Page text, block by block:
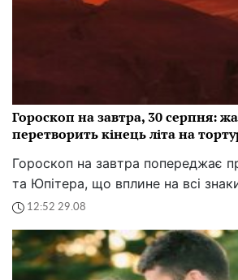
Гороскоп на завтра, 30 серпня:
перетворить кінець літа на
Гороскоп на завтра попереджає
та Юпітера, що вплине на всі
12:52 29.08